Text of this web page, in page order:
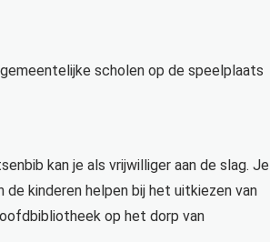
scholen op de speelplaats
kan je als vrijwilliger aan de slag. Je
kinderen helpen bij het uitkiezen van
op het dorp van